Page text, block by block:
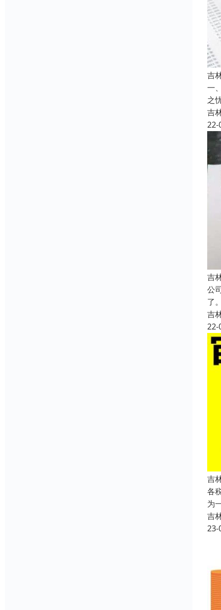
吉
一
之
吉
22-
吉
公
了
吉
22-
吉
各
为
吉
23-